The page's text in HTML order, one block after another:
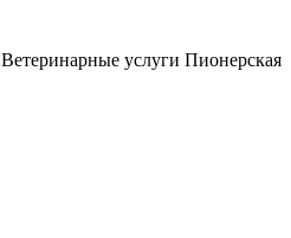
Ветеринарные услуги Пионерская